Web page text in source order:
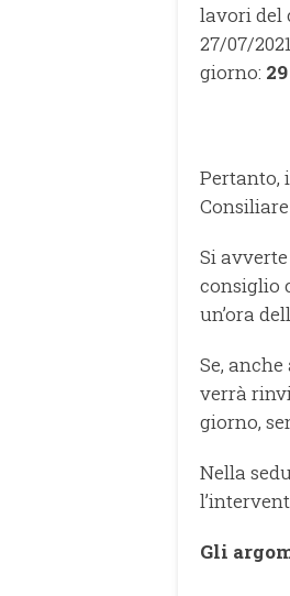
lavori del
27/07/
giorno:
Pertanto,
Consiliare
Si
consiglio
un’ora
Se,
verrà
giorno,
Nella
Gli